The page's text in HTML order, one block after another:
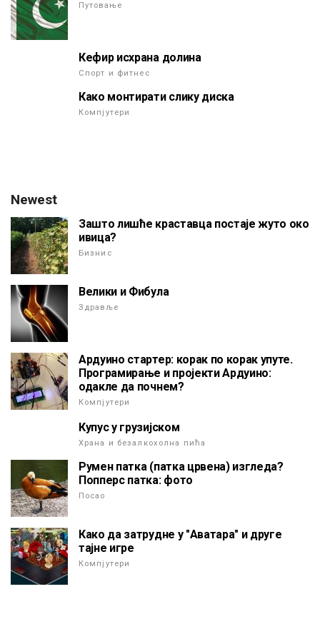
Путовање
Кефир исхрана долина
Спорт и фитнес
Како монтирати слику диска
Компјутери
Newest
Зашто лишће краставца постаје жуто око
ивица?
Бизнис
Велики и Фибула
Здравље
Ардуино стартер: корак по корак упуте.
Програмирање и пројекти Ардуино:
одакле да почнем?
Компјутери
Купус у грузијском
Храна и безалкохолна пића
Румен патка (патка црвена) изгледа?
Попперс патка: фото
Посао
Како да затрудне у "Аватара" и друге
тајне игре
Компјутери